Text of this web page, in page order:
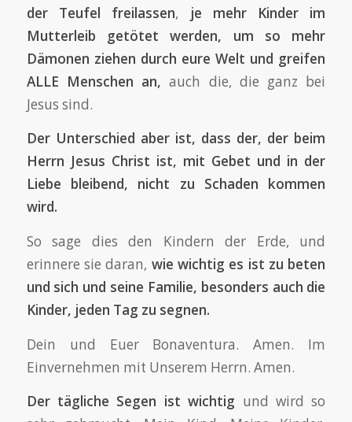
der Teufel freilassen, je mehr Kinder im
Mutterleib getötet werden, um so mehr
Dämonen ziehen durch eure Welt und greifen
ALLE Menschen an, auch die, die ganz bei
Jesus sind.
Der Unterschied aber ist, dass der, der beim
Herrn Jesus Christ ist, mit Gebet und in der
Liebe bleibend, nicht zu Schaden kommen
wird.
So sage dies den Kindern der Erde, und
erinnere sie daran, wie wichtig es ist zu beten
und sich und seine Familie, besonders auch die
Kinder, jeden Tag zu segnen.
Dein und Euer Bonaventura. Amen. Im
Einvernehmen mit Unserem Herrn. Amen.
Der tägliche Segen ist wichtig und wird so